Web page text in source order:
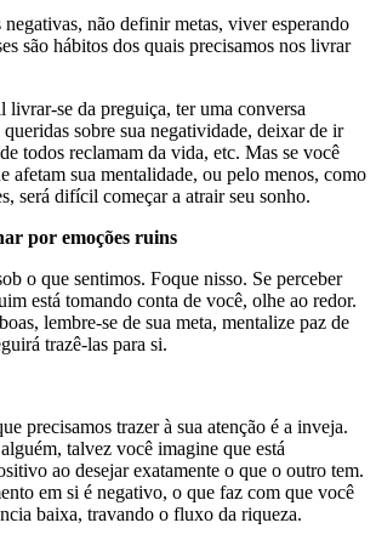
negativas, não definir metas, viver esperando
são hábitos dos quais precisamos nos livrar
livrar-se da preguiça, ter uma conversa
queridas sobre sua negatividade, deixar de ir
todos reclamam da vida, etc. Mas se você
afetam sua mentalidade, ou pelo menos, como
será difícil começar a atrair seu sonho.
por emoções ruins
o que sentimos. Foque nisso. Se perceber
está tomando conta de você, olhe ao redor.
lembre-se de sua meta, mentalize paz de
trazê-las para si.
precisamos trazer à sua atenção é a inveja.
talvez você imagine que está
ao desejar exatamente o que o outro tem.
em si é negativo, o que faz com que você
baixa, travando o fluxo da riqueza.